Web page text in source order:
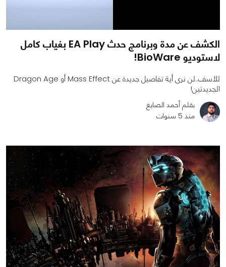
الكشف عن مدة وبرنامج حدث EA Play بغياب كامل
لاستوديو BioWare!
للأسف..لن نرى أية تفاصيل جديدة عن Mass Effect أو Dragon Age
الجديدتين!
بقلم أحمد الصايغ
منذ 5 سنوات